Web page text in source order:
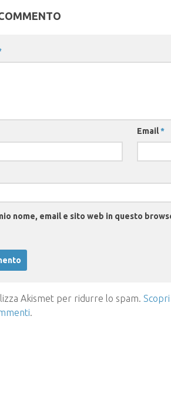
Email*
nome, email e sito web in questo
Akismet per ridurre lo spam.
.